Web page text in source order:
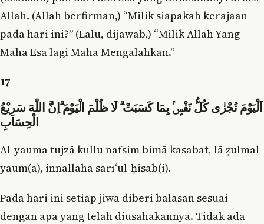
Allah. (Allah berfirman,) “Milik siapakah kerajaan
pada hari ini?” (Lalu, dijawab,) “Milik Allah Yang
Maha Esa lagi Maha Mengalahkan.”
17
اَلْيَوْمَ تُجْزٰى كُلُّ نَفْسٍۢ بِمَا كَسَبَتْ ۗ لَا ظُلْمَ الْيَوْمَ ۗاِنَّ اللّٰهَ سَرِيْعُ
الْحِسَابِ
Al-yauma tujzā kullu nafsim bimā kasabat, lā ẓulmal-
yaum(a), innallāha sarī‘ul-ḥisāb(i).
Pada hari ini setiap jiwa diberi balasan sesuai
dengan apa yang telah diusahakannya. Tidak ada